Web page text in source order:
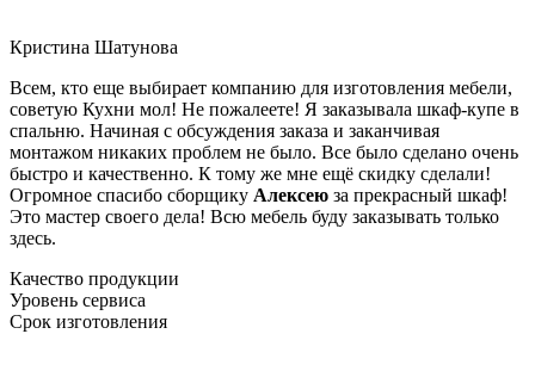
Кристина Шатунова
Всем, кто еще выбирает компанию для изготовления мебели,
советую Кухни мол! Не пожалеете! Я заказывала шкаф-купе в
спальню. Начиная с обсуждения заказа и заканчивая
монтажом никаких проблем не было. Все было сделано очень
быстро и качественно. К тому же мне ещё скидку сделали!
Огромное спасибо сборщику Алексею за прекрасный шкаф!
Это мастер своего дела! Всю мебель буду заказывать только
здесь.
Качество продукции
Уровень сервиса
Срок изготовления